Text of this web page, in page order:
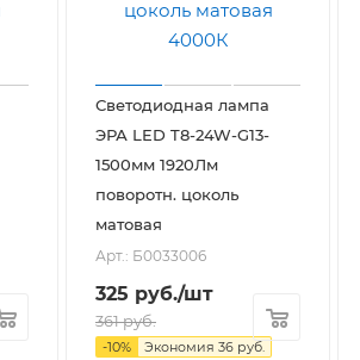
Светодиодная лампа
ЭРА LED T8-24W-G13-
1500мм 1920Лм
поворотн. цоколь
матовая
Арт.: Б0033006
325 руб./шт
361руб.
-10% Экономия 36 руб.